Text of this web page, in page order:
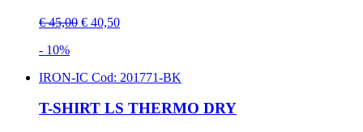
€ 45,00 € 40,50
- 10%
IRON-IC Cod: 201771-BK
T-SHIRT LS THERMO DRY